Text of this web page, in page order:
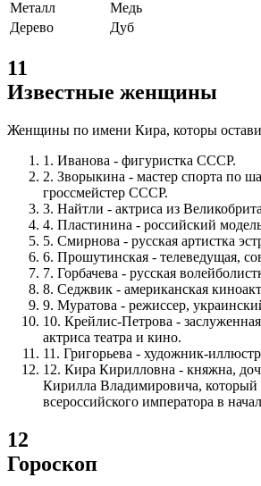
Металл
Медь
Дерево
Дуб
11
Известные женщины
Женщины по имени Кира, которы
1. Иванова - фигуристка СССР.
2. Зворыкина - мастер спорта по
гроссмейстер СССР.
3. Найтли - актриса из
4. Пластинина - российский
5. Смирнова - русская артистка
6. Прошутинская - телеведущая,
7. Горбачева - русская
8. Седжвик - американская
9. Муратова - режиссер,
10. Крейлис-Петрова -
актриса театра и кино.
11. Григорьева - художник-
12. Кира Кирилловна - княжна,
Кирилла Владимировича, который
всероссийского императора в
12
Гороскоп